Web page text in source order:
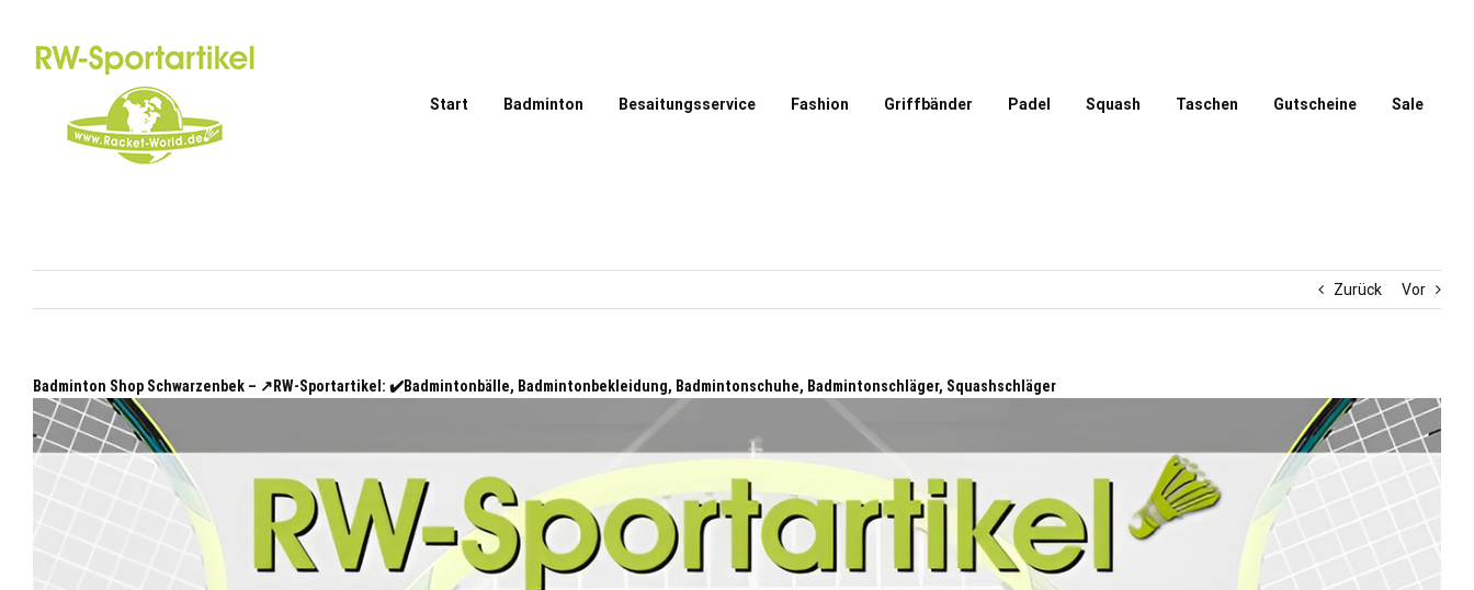
springen
Start Badminton Besaitungsservice Fashion Griffbänder Padel Squash Taschen Gutscheine Sale
Zurück Vor
Badminton Shop Schwarzenbek – ↗️RW-Sportartikel: ✔️Badmintonbälle, Badmintonbekleidung, Badmintonschuhe, Badmintonschläger, Squashschläger